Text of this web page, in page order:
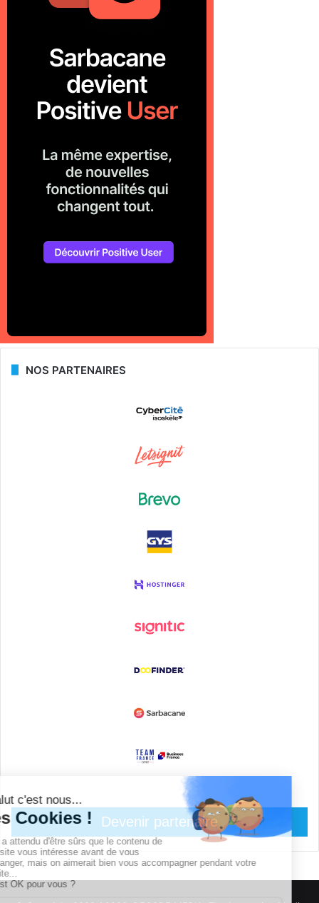
NOS PARTENAIRES
Devenir partenaire